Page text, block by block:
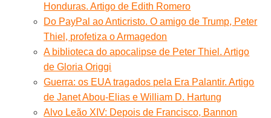
Honduras. Artigo de Edith Romero
Do PayPal ao Anticristo. O amigo de Trump, Peter
Thiel, profetiza o Armagedon
A biblioteca do apocalipse de Peter Thiel. Artigo
de Gloria Origgi
Guerra: os EUA tragados pela Era Palantir. Artigo
de Janet Abou-Elias e William D. Hartung
Alvo Leão XIV: Depois de Francisco, Bannon